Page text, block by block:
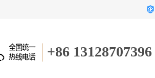
+86 13128707396